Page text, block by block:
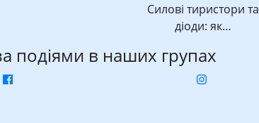
Силові тиристори та
діоди: як…
подіями в наших групах